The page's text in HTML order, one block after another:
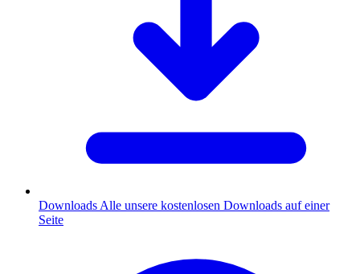
Downloads Alle unsere kostenlosen Downloads auf einer
Seite